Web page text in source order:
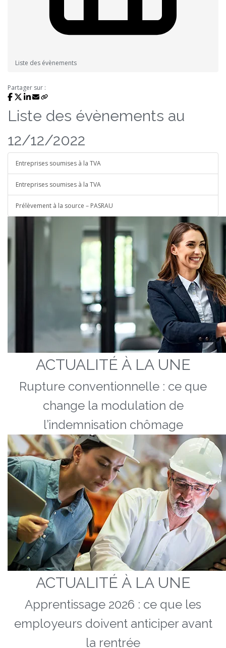
Liste des évènements
Partager sur :
Liste des évènements au
12/12/2022
Entreprises soumises à la TVA
Entreprises soumises à la TVA
Prélèvement à la source – PASRAU
ACTUALITÉ À LA UNE
Rupture conventionnelle : ce que
change la modulation de
l’indemnisation chômage
ACTUALITÉ À LA UNE
Apprentissage 2026 : ce que les
employeurs doivent anticiper avant
la rentrée